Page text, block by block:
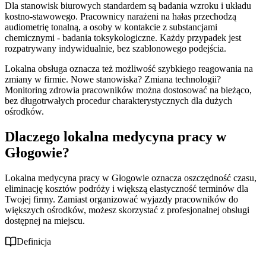
Dla stanowisk biurowych standardem są badania wzroku i układu
kostno-stawowego. Pracownicy narażeni na hałas przechodzą
audiometrię tonalną, a osoby w kontakcie z substancjami
chemicznymi - badania toksykologiczne. Każdy przypadek jest
rozpatrywany indywidualnie, bez szablonowego podejścia.
Lokalna obsługa oznacza też możliwość szybkiego reagowania na
zmiany w firmie. Nowe stanowiska? Zmiana technologii?
Monitoring zdrowia pracowników można dostosować na bieżąco,
bez długotrwałych procedur charakterystycznych dla dużych
ośrodków.
Dlaczego lokalna medycyna pracy w
Głogowie?
Lokalna medycyna pracy w Głogowie oznacza oszczędność czasu,
eliminację kosztów podróży i większą elastyczność terminów dla
Twojej firmy. Zamiast organizować wyjazdy pracowników do
większych ośrodków, możesz skorzystać z profesjonalnej obsługi
dostępnej na miejscu.
Definicja